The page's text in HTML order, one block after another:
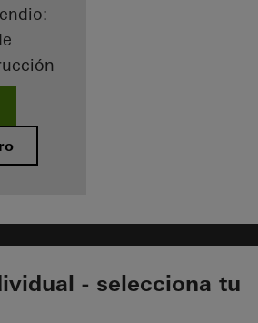
- selecciona tu